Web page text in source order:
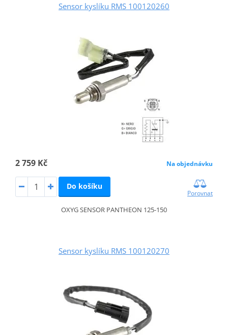
Sensor kyslíku RMS 100120260
2 759 Kč Na objednávku
Do košíku
Porovnat
OXYG SENSOR PANTHEON 125-150
Sensor kyslíku RMS 100120270